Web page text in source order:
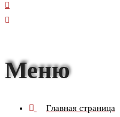
Меню
Главная страница